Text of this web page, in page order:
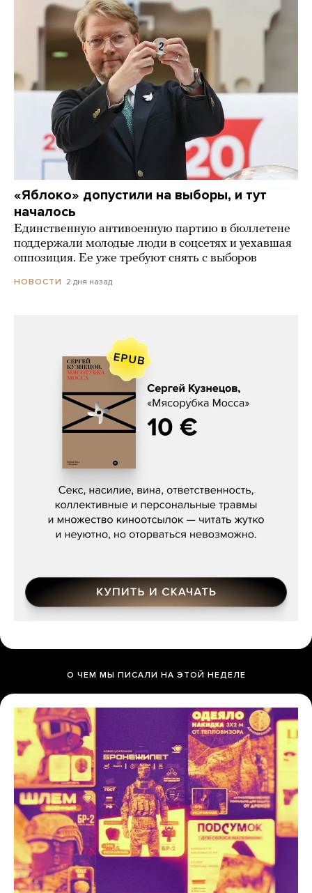
«Яблоко» допустили на выборы, и тут
началось
Единственную антивоенную партию в бюллетене
поддержали молодые люди в соцсетях и уехавшая
оппозиция. Ее уже требуют снять с выборов
НОВОСТИ 2 дня назад
Сергей Кузнецов, «Мясорубка
О ЧЕМ МЫ ПИСАЛИ НА ЭТОЙ НЕДЕЛЕ